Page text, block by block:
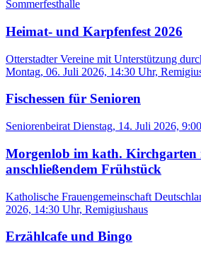
Sommerfesthalle
Heimat- und Karpfenfest 2026
Otterstadter Vereine mit Unterstützung
Montag, 06. Juli 2026, 14:30 Uhr,
Fischessen für Senioren
Seniorenbeirat Dienstag, 14. Juli 2026,
Morgenlob im kath. Kirchgarten
anschließendem Frühstück
Katholische Frauengemeinschaft
2026, 14:30 Uhr, Remigiushaus
Erzählcafe und Bingo